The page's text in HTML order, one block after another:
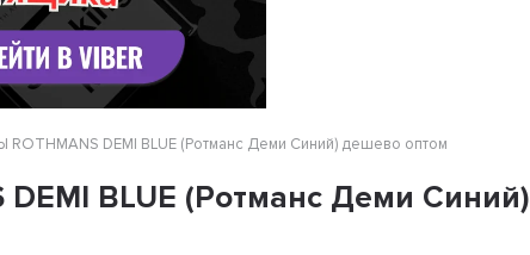
DEMI BLUE (Ротманс Деми Синий) дешево оптом
BLUE (Ротманс Деми Синий)